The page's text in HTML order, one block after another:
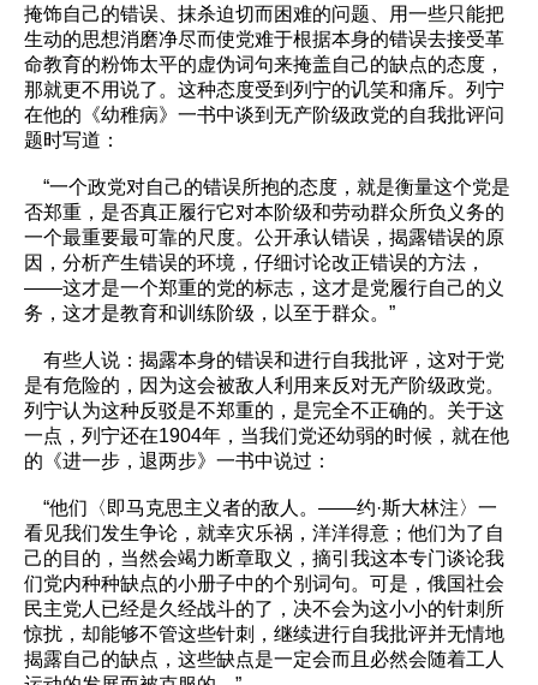
掩饰自己的错误、抹杀迫切而困难的问题、用一些只能把
生动的思想消磨净尽而使党难于根据本身的错误去接受革
命教育的粉饰太平的虚伪词句来掩盖自己的缺点的态度，
那就更不用说了。这种态度受到列宁的讥笑和痛斥。列宁
在他的《幼稚病》一书中谈到无产阶级政党的自我批评问
题时写道：
“一个政党对自己的错误所抱的态度，就是衡量这个党是
否郑重，是否真正履行它对本阶级和劳动群众所负义务的
一个最重要最可靠的尺度。公开承认错误，揭露错误的原
因，分析产生错误的环境，仔细讨论改正错误的方法，
——这才是一个郑重的党的标志，这才是党履行自己的义
务，这才是教育和训练阶级，以至于群众。”
有些人说：揭露本身的错误和进行自我批评，这对于党
是有危险的，因为这会被敌人利用来反对无产阶级政党。
列宁认为这种反驳是不郑重的，是完全不正确的。关于这
一点，列宁还在1904年，当我们党还幼弱的时候，就在他
的《进一步，退两步》一书中说过：
“他们〈即马克思主义者的敌人。——约·斯大林注〉一
看见我们发生争论，就幸灾乐祸，洋洋得意；他们为了自
己的目的，当然会竭力断章取义，摘引我这本专门谈论我
们党内种种缺点的小册子中的个别词句。可是，俄国社会
民主党人已经是久经战斗的了，决不会为这小小的针刺所
惊扰，却能够不管这些针刺，继续进行自我批评并无情地
揭露自己的缺点，这些缺点是一定会而且必然会随着工人